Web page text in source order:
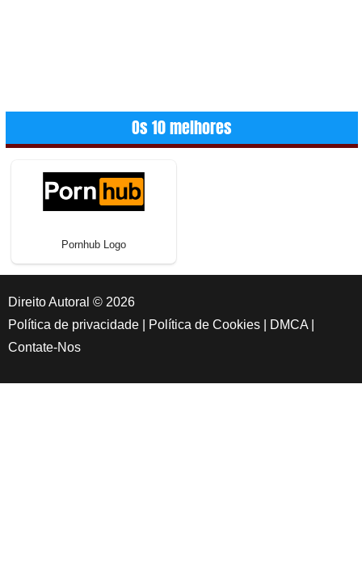
Os 10 melhores
Pornhub Logo
Direito Autoral © 2026
Política de privacidade
Política de Cookies DMCA
Contate-Nos